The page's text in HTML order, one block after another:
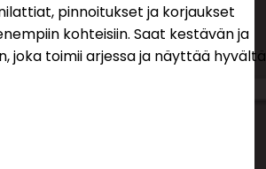
pinnoitukset ja korjaukset
kohteisiin. Saat kestävän ja
joka toimii arjessa ja näyttää hyvältä
Hiontatyöt
Pinnoitelattiat